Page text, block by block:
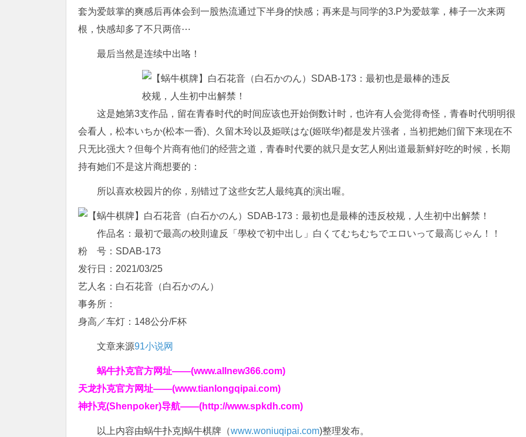
套为爱鼓掌的爽感后再体会到一股热流通过下半身的快感；再来是与同学的3.P为爱鼓掌，棒子一次来两
根，快感却多了不只两倍⋯
最后当然是连续中出咯！
这是她第3支作品，留在青春时代的时间应该也开始倒数计时，也许有人会觉得奇怪，青春时代明明很
会看人，松本いちか(松本一香)、久留木玲以及姫咲はな(姬咲华)都是发片强者，当初把她们留下来现在不
只无比强大？但每个片商有他们的经营之道，青春时代要的就只是女艺人刚出道最新鲜好吃的时候，长期
持有她们不是这片商想要的：
所以喜欢校园片的你，别错过了这些女艺人最纯真的演出喔。
作品名：最初で最高の校則違反「學校で初中出し」白くてむちむちでエロいって最高じゃん！！
粉 号：SDAB-173
发行日：2021/03/25
艺人名：白石花音（白石かのん）
事务所：
身高／车灯：148公分/F杯
文章来源91小说网
蜗牛扑克官方网址——(www.allnew366.com)
天龙扑克官方网址——(www.tianlongqipai.com)
神扑克(Shenpoker)导航——(http://www.spkdh.com)
以上内容由蜗牛扑克|蜗牛棋牌（www.woniuqipai.com)整理发布。